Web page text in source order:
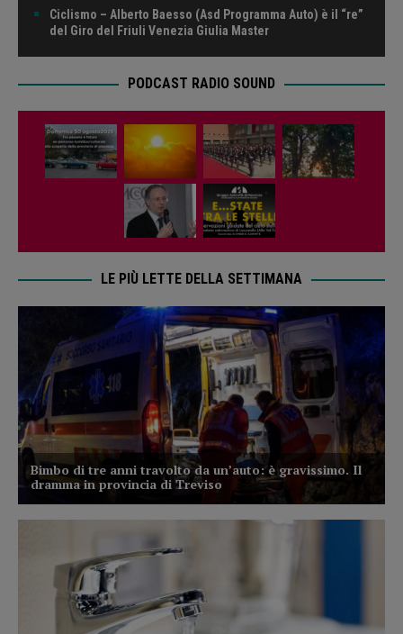
Ciclismo – Alberto Baesso (Asd Programma Auto) è il “re”
del Giro del Friuli Venezia Giulia Master
PODCAST RADIO SOUND
LE PIÙ LETTE DELLA SETTIMANA